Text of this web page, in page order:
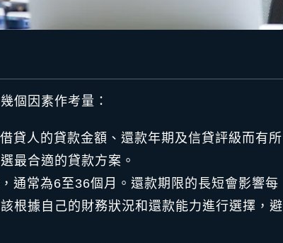
個因素作考量：
貸人的貸款金額、還款年期及信貸評級而有所
最合適的貸款方案。
通常為6至36個月。還款期限的長短會影響每
根據自己的財務狀況和還款能力進行選擇，避